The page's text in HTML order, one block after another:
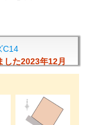
C14
した2023年12月